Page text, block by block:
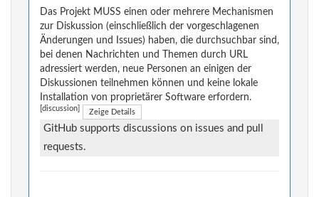
Das Projekt MUSS einen oder mehrere Mechanismen
zur Diskussion (einschließlich der vorgeschlagenen
Änderungen und Issues) haben, die durchsuchbar sind,
bei denen Nachrichten und Themen durch URL
adressiert werden, neue Personen an einigen der
Diskussionen teilnehmen können und keine lokale
Installation von proprietärer Software erfordern.
[discussion] Zeige Details
GitHub supports discussions on issues and pull
requests.